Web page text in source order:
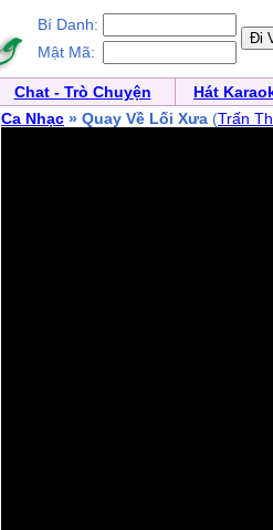
Bí Danh:
Mật Mã:
Chat - Trò Chuyện
Hát
Ca Nhạc » Quay Về Lối Xưa (Trấn